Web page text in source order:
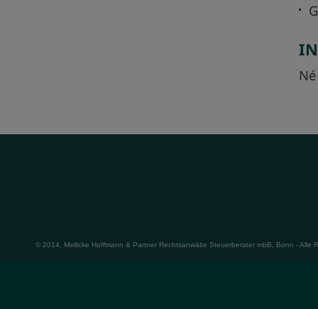
© 2014, Meilicke Hoffmann & Partner Rechtsanwälte Steuerberater mbB, Bonn - Alle